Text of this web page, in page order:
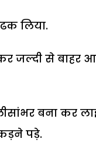
लिया.
जल्दी से बाहर आ
बना कर
पड़े.